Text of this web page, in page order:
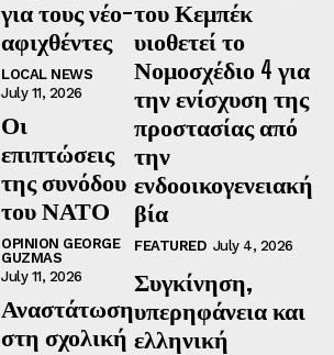
για τους νέο-
αφιχθέντες
LOCAL NEWS
July 11, 2026
Οι
επιπτώσεις
της συνόδου
του ΝΑΤΟ
OPINION GEORGE
GUZMAS
July 11, 2026
Αναστάτωση
στη σχολική
του Κεμπέκ
υιοθετεί το
Νομοσχέδιο 4 για
την ενίσχυση της
προστασίας από
την
ενδοοικογενειακή
βία
FEATURED July 4, 2026
Συγκίνηση,
υπερηφάνεια και
ελληνική